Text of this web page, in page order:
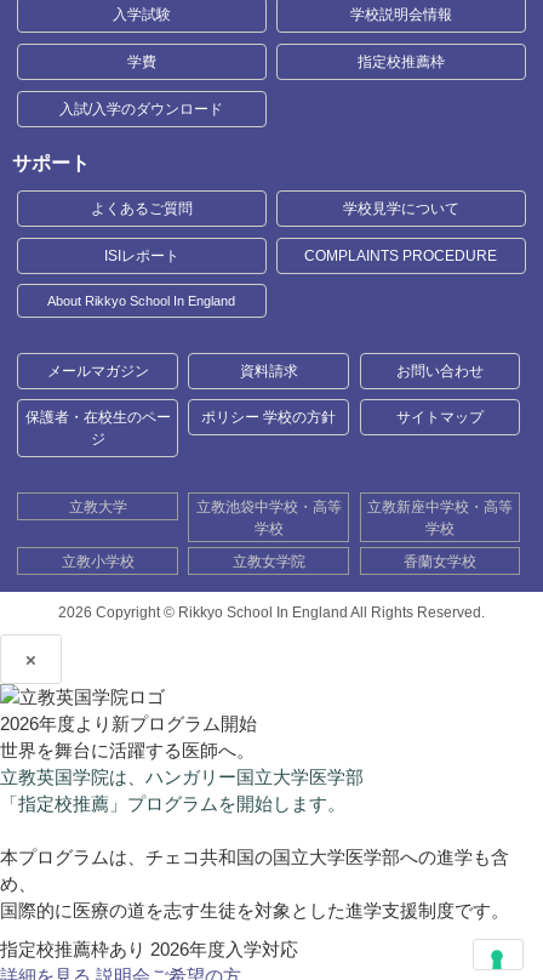
入学試験 学校説明会情報
学費 指定校推薦枠
入試/入学のダウンロード
サポート
よくあるご質問 学校見学について
ISIレポート COMPLAINTS PROCEDURE
About Rikkyo School In England
メールマガジン 資料請求 お問い合わせ
保護者・在校生のペー
ジ
ポリシー 学校の方針 サイトマップ
立教大学
立教池袋中学校・高等
学校
立教新座中学校・高等
学校
立教小学校
立教女学院 香蘭女学校
2026 Copyright © Rikkyo School In England All Rights Reserved.
×
2026年度より新プログラム開始
世界を舞台に活躍する医師へ。
立教英国学院は、ハンガリー国立大学医学部
「指定校推薦」プログラムを開始します。
本プログラムは、チェコ共和国の国立大学医学部への進学も含
め、
国際的に医療の道を志す生徒を対象とした進学支援制度です。
指定校推薦枠あり 2026年度入学対応